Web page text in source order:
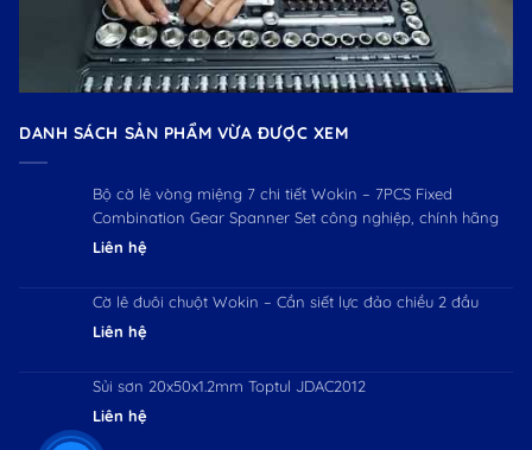
DANH SÁCH SẢN PHẨM VỪA ĐƯỢC XEM
Bộ cờ lê vòng miệng 7 chi tiết Wokin – 7PCS Fixed
Combination Gear Spanner Set công nghiệp, chính hãng
Liên hệ
Cờ lê đuôi chuột Wokin – Cần siết lực đảo chiều 2 đầu
Liên hệ
Sủi sơn 20x50x1.2mm Toptul JDAC2012
Liên hệ